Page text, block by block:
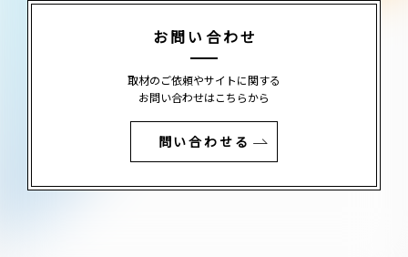
お問い合わせ
取材のご依頼やサイトに関する
お問い合わせはこちらから
問い合わせる